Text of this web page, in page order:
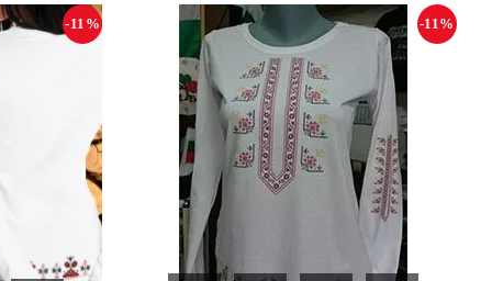
-11% -11%